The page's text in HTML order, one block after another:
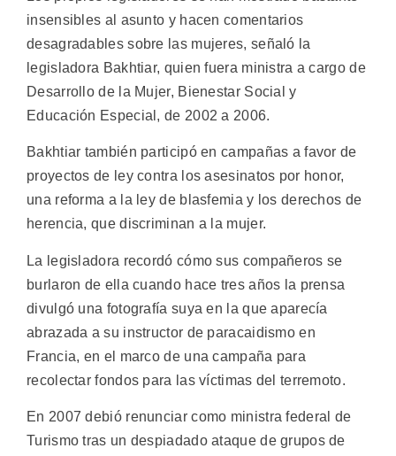
insensibles al asunto y hacen comentarios
desagradables sobre las mujeres, señaló la
legisladora Bakhtiar, quien fuera ministra a cargo de
Desarrollo de la Mujer, Bienestar Social y
Educación Especial, de 2002 a 2006.
Bakhtiar también participó en campañas a favor de
proyectos de ley contra los asesinatos por honor,
una reforma a la ley de blasfemia y los derechos de
herencia, que discriminan a la mujer.
La legisladora recordó cómo sus compañeros se
burlaron de ella cuando hace tres años la prensa
divulgó una fotografía suya en la que aparecía
abrazada a su instructor de paracaidismo en
Francia, en el marco de una campaña para
recolectar fondos para las víctimas del terremoto.
En 2007 debió renunciar como ministra federal de
Turismo tras un despiadado ataque de grupos de